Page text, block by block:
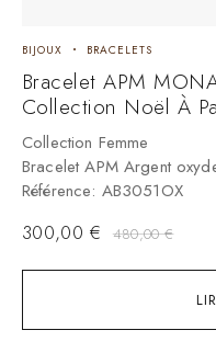
BIJOUX BRACELETS
Bracelet APM
Collection Noël À
Collection Femme
Bracelet APM Argent
Référence: AB3051OX
480,00€
300,00 €